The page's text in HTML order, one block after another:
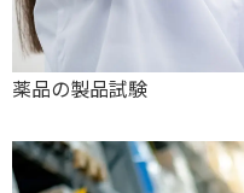
薬品の製品試験